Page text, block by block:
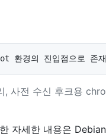
, 사전 수신 후크용
자세한 내용은